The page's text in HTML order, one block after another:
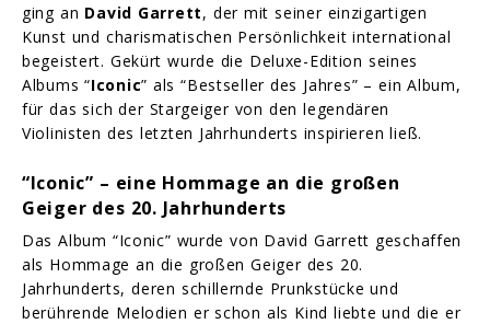
ging an David Garrett, der mit seiner einzigartigen
Kunst und charismatischen Persönlichkeit international
begeistert. Gekürt wurde die Deluxe-Edition seines
Albums “Iconic” als “Bestseller des Jahres” – ein Album,
für das sich der Stargeiger von den legendären
Violinisten des letzten Jahrhunderts inspirieren ließ.
“Iconic” – eine Hommage an die großen
Geiger des 20. Jahrhunderts
Das Album “Iconic” wurde von David Garrett geschaffen
als Hommage an die großen Geiger des 20.
Jahrhunderts, deren schillernde Prunkstücke und
berührende Melodien er schon als Kind liebte und die er